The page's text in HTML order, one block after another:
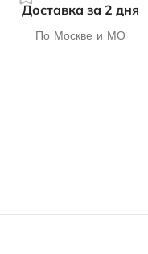
Доставка за 2 дня
По Москве и МО